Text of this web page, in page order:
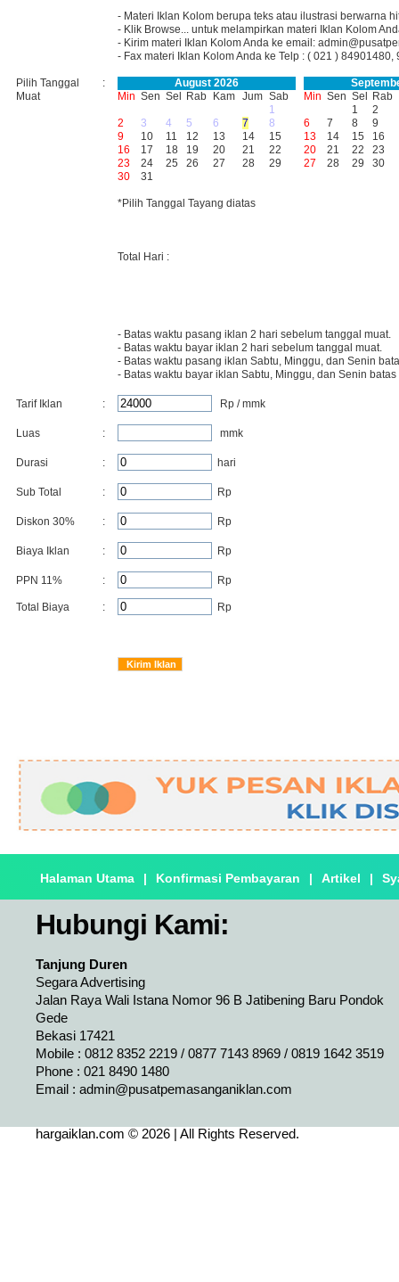
- Materi Iklan Kolom berupa teks atau ilustrasi berwarna
- Klik Browse... untuk melampirkan materi Iklan Kolom
- Kirim materi Iklan Kolom Anda ke email:
- Fax materi Iklan Kolom Anda ke Telp : ( 021 )
Pilih Tanggal
Muat
:
August 2026
Min Sen Sel Rab Kam Jum Sab
1
2
3 4 5 6 7
8
9
10 11 12 13 14
15
16
17 18 19 20 21
22
23
24 25 26 27 28
29
30
31
Min Sen Sel Rab
1
2
6
7 8 9
13
14 15 16
20
21 22 23
27
28 29 30
*Pilih Tanggal Tayang diatas
Total Hari :
- Batas waktu pasang iklan 2 hari sebelum tanggal muat.
- Batas waktu bayar iklan 2 hari sebelum tanggal muat.
- Batas waktu pasang iklan Sabtu, Minggu, dan Senin
- Batas waktu bayar iklan Sabtu, Minggu, dan Senin batas
Tarif Iklan : Rp / mmk
Luas : mmk
Durasi : hari
Sub Total : Rp
Diskon 30% : Rp
Biaya Iklan : Rp
PPN 11% : Rp
Total Biaya : Rp
Halaman Utama | Konfirmasi Pembayaran | Artikel |
Hubungi Kami:
Tanjung Duren
Segara Advertising
Jalan Raya Wali Istana Nomor 96 B Jatibening Baru Pondok
Gede
Bekasi 17421
Mobile : 0812 8352 2219 / 0877 7143 8969 / 0819 1642 3519
Phone : 021 8490 1480
Email : admin@pusatpemasanganiklan.com
hargaiklan.com © 2026 | All Rights Reserved.